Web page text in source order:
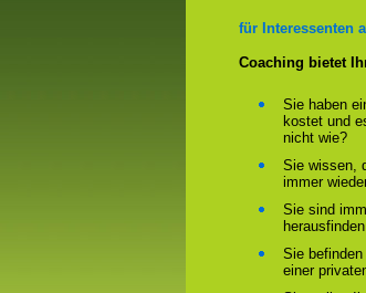
für Interessenten
Coaching bietet
Sie haben
kostet und
nicht wie?
Sie wissen,
immer
Sie sind
Sie
einer